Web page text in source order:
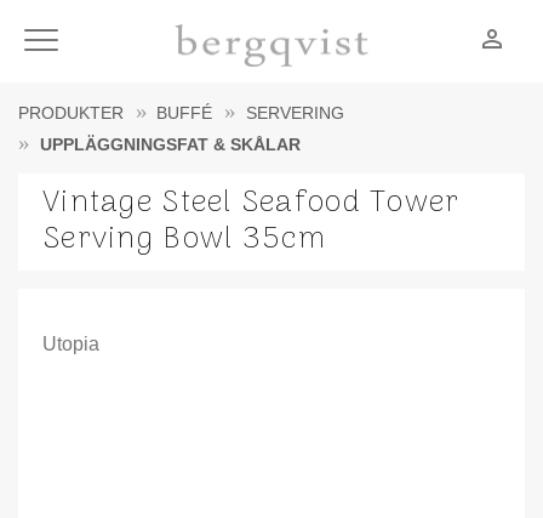
Meny person_outline
PRODUKTER BUFFÉ
SERVERING
UPPLÄGGNINGSFAT & SKÅLAR
Vintage Steel Seafood Tower
Serving Bowl 35cm
Utopia